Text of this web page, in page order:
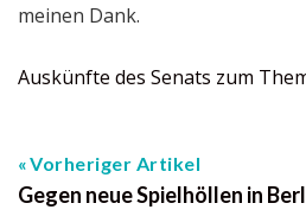
meinen Dank.
Auskünfte des Senats zum
Vorheriger Artikel
Gegen neue Spielhöllen in